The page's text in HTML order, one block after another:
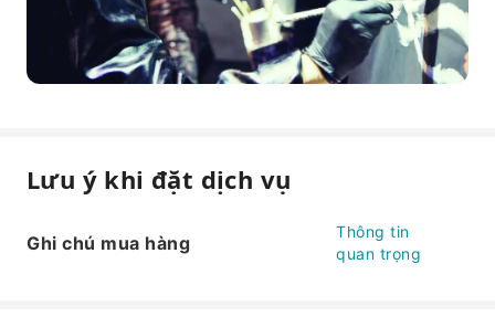
Lưu ý khi đặt dịch vụ
Ghi chú mua hàng
Thông tin
quan trọng